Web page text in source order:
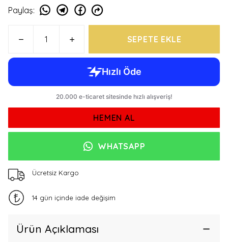
Paylaş:
SEPETE EKLE
HEMEN AL
WHATSAPP
Ücretsiz Kargo
14 gün içinde iade değişim
Ürün Açıklaması